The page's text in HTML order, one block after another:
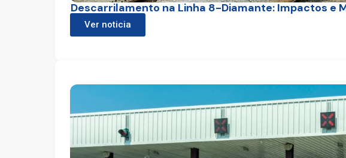
Descarrilamento na Linha 8-Diamante: Impactos e
Ver noticia